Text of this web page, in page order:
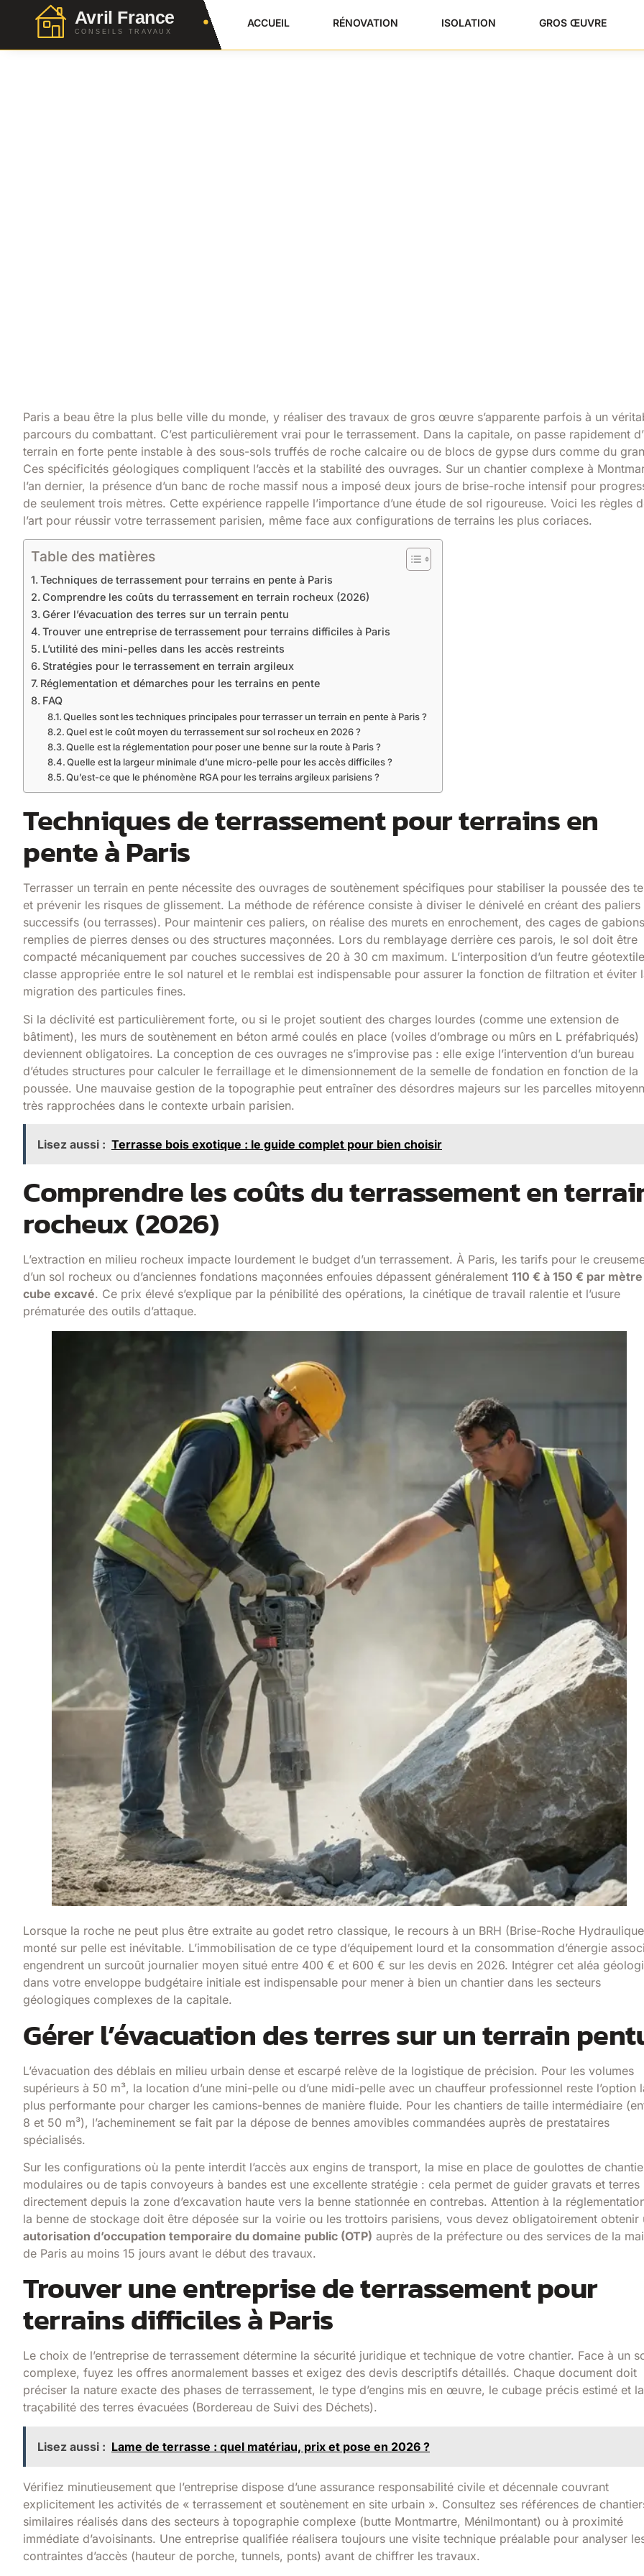
ACCUEIL RÉNOVATION ISOLATION GROS ŒUVRE
Paris a beau être la plus belle ville du monde, y réaliser des travaux de gros œuvre s’apparente parfois à un
parcours du combattant. C’est particulièrement vrai pour le terrassement. Dans la capitale, on passe rapidement
terrain en forte pente instable à des sous-sols truffés de roche calcaire ou de blocs de gypse durs comme du
Ces spécificités géologiques compliquent l’accès et la stabilité des ouvrages. Sur un chantier complexe à
l’an dernier, la présence d’un banc de roche massif nous a imposé deux jours de brise-roche intensif pour
de seulement trois mètres. Cette expérience rappelle l’importance d’une étude de sol rigoureuse. Voici les règles
l’art pour réussir votre terrassement parisien, même face aux configurations de terrains les plus coriaces.
Table des matières
Techniques de terrassement pour terrains en pente à Paris
Comprendre les coûts du terrassement en terrain rocheux (2026)
Gérer l’évacuation des terres sur un terrain pentu
Trouver une entreprise de terrassement pour terrains difficiles à Paris
L’utilité des mini-pelles dans les accès restreints
Stratégies pour le terrassement en terrain argileux
Réglementation et démarches pour les terrains en pente
FAQ
Quelles sont les techniques principales pour terrasser un terrain en pente à Paris ?
Quel est le coût moyen du terrassement sur sol rocheux en 2026 ?
Quelle est la réglementation pour poser une benne sur la route à Paris ?
Quelle est la largeur minimale d’une micro-pelle pour les accès difficiles ?
Qu’est-ce que le phénomène RGA pour les terrains argileux parisiens ?
Techniques de terrassement pour terrains en
pente à Paris
Terrasser un terrain en pente nécessite des ouvrages de soutènement spécifiques pour stabiliser la poussée des
et prévenir les risques de glissement. La méthode de référence consiste à diviser le dénivelé en créant des paliers
successifs (ou terrasses). Pour maintenir ces paliers, on réalise des murets en enrochement, des cages de gabions
remplies de pierres denses ou des structures maçonnées. Lors du remblayage derrière ces parois, le sol doit être
compacté mécaniquement par couches successives de 20 à 30 cm maximum. L’interposition d’un feutre
classe appropriée entre le sol naturel et le remblai est indispensable pour assurer la fonction de filtration et éviter
migration des particules fines.
Si la déclivité est particulièrement forte, ou si le projet soutient des charges lourdes (comme une extension de
bâtiment), les murs de soutènement en béton armé coulés en place (voiles d’ombrage ou mûrs en L préfabriqués)
deviennent obligatoires. La conception de ces ouvrages ne s’improvise pas : elle exige l’intervention d’un bureau
d’études structures pour calculer le ferraillage et le dimensionnement de la semelle de fondation en fonction de la
poussée. Une mauvaise gestion de la topographie peut entraîner des désordres majeurs sur les parcelles
très rapprochées dans le contexte urbain parisien.
Lisez aussi : Terrasse bois exotique : le guide complet pour bien choisir
Comprendre les coûts du terrassement en
rocheux (2026)
L’extraction en milieu rocheux impacte lourdement le budget d’un terrassement. À Paris, les tarifs pour le
d’un sol rocheux ou d’anciennes fondations maçonnées enfouies dépassent généralement 110 € à 150 € par mètre
cube excavé. Ce prix élevé s’explique par la pénibilité des opérations, la cinétique de travail ralentie et l’usure
prématurée des outils d’attaque.
Lorsque la roche ne peut plus être extraite au godet retro classique, le recours à un BRH (Brise-Roche
monté sur pelle est inévitable. L’immobilisation de ce type d’équipement lourd et la consommation d’énergie
engendrent un surcoût journalier moyen situé entre 400 € et 600 € sur les devis en 2026. Intégrer cet aléa
dans votre enveloppe budgétaire initiale est indispensable pour mener à bien un chantier dans les secteurs
géologiques complexes de la capitale.
Gérer l’évacuation des terres sur un terrain
L’évacuation des déblais en milieu urbain dense et escarpé relève de la logistique de précision. Pour les volumes
supérieurs à 50 m³, la location d’une mini-pelle ou d’une midi-pelle avec un chauffeur professionnel reste l’option
plus performante pour charger les camions-bennes de manière fluide. Pour les chantiers de taille intermédiaire
8 et 50 m³), l’acheminement se fait par la dépose de bennes amovibles commandées auprès de prestataires
spécialisés.
Sur les configurations où la pente interdit l’accès aux engins de transport, la mise en place de goulottes de
modulaires ou de tapis convoyeurs à bandes est une excellente stratégie : cela permet de guider gravats et terres
directement depuis la zone d’excavation haute vers la benne stationnée en contrebas. Attention à la
la benne de stockage doit être déposée sur la voirie ou les trottoirs parisiens, vous devez obligatoirement obtenir
autorisation d’occupation temporaire du domaine public (OTP) auprès de la préfecture ou des services de la
de Paris au moins 15 jours avant le début des travaux.
Trouver une entreprise de terrassement pour
terrains difficiles à Paris
Le choix de l’entreprise de terrassement détermine la sécurité juridique et technique de votre chantier. Face à un
complexe, fuyez les offres anormalement basses et exigez des devis descriptifs détaillés. Chaque document doit
préciser la nature exacte des phases de terrassement, le type d’engins mis en œuvre, le cubage précis estimé et la
traçabilité des terres évacuées (Bordereau de Suivi des Déchets).
Lisez aussi : Lame de terrasse : quel matériau, prix et pose en 2026 ?
Vérifiez minutieusement que l’entreprise dispose d’une assurance responsabilité civile et décennale couvrant
explicitement les activités de « terrassement et soutènement en site urbain ». Consultez ses références de
similaires réalisés dans des secteurs à topographie complexe (butte Montmartre, Ménilmontant) ou à proximité
immédiate d’avoisinants. Une entreprise qualifiée réalisera toujours une visite technique préalable pour analyser
contraintes d’accès (hauteur de porche, tunnels, ponts) avant de chiffrer les travaux.